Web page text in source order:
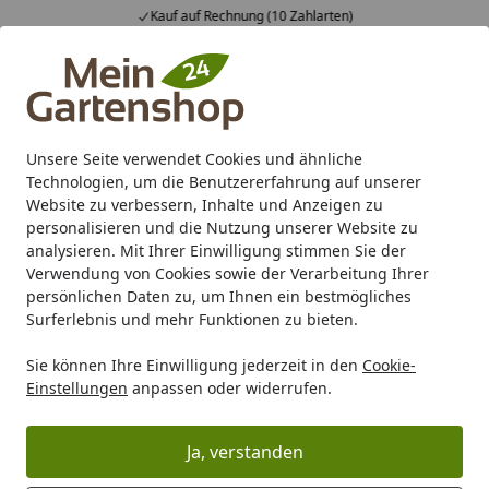
Unsere Seite verwendet Cookies und ähnliche
Technologien, um die Benutzererfahrung auf unserer
Website zu verbessern, Inhalte und Anzeigen zu
personalisieren und die Nutzung unserer Website zu
analysieren. Mit Ihrer Einwilligung stimmen Sie der
Verwendung von Cookies sowie der Verarbeitung Ihrer
persönlichen Daten zu, um Ihnen ein bestmögliches
Surferlebnis und mehr Funktionen zu bieten.
Sie können Ihre Einwilligung jederzeit in den Cookie-
Einstellungen anpassen oder widerrufen.
Ja, verstanden
Kauf auf Rechnung (10 Zahlarten)
Alle Produkte
Mein Konto
Suchen
Karibu Pools inkl. gratis Sandfilteranlage & Pool-
Starterset (Gesamtwert bis 468,99€)
Startseite
Sale % Pavillon & Gartenlaube Sale
Pavillon & Gartenlaube Sale
Ihre Artikelübersicht